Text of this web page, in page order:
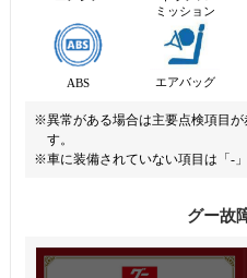
ミッション
ABS エアバッグ
※異常がある場合は主要点検項目が
す。
※車に装備されていない項目は「-
グー故